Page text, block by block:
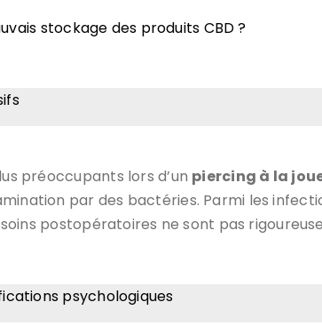
stockage des produits CBD ?
préoccupants lors d’un piercing à la
par des bactéries. Parmi les
postopératoires ne sont pas
psychologiques